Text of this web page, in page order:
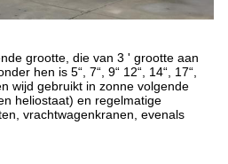
grootte, die van 3 ' grootte aan
hen is 5“, 7“, 9“ 12“, 14“, 17“,
wijd gebruikt in zonne volgende
heliostaat) en regelmatige
vrachtwagenkranen, evenals